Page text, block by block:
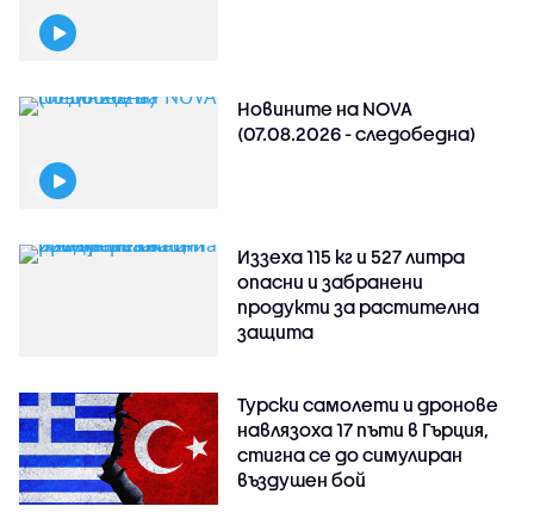
Новините на NOVA
(07.08.2026 - следобедна)
Иззеха 115 кг и 527 литра
опасни и забранени
продукти за растителна
защита
Турски самолети и дронове
навлязоха 17 пъти в Гърция,
стигна се до симулиран
въздушен бой